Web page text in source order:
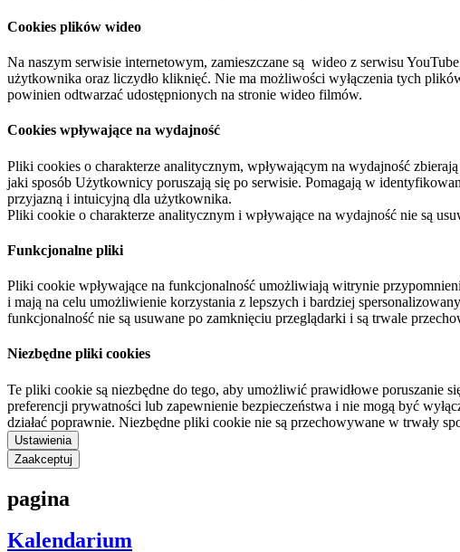
Cookies plików wideo
Na naszym serwisie internetowym, zamieszczane są wideo z serwisu
użytkownika oraz liczydło kliknięć. Nie ma możliwości wyłączenia tych
powinien odtwarzać udostępnionych na stronie wideo filmów.
Cookies wpływające na wydajność
Pliki cookies o charakterze analitycznym, wpływającym na wydajność
jaki sposób Użytkownicy poruszają się po serwisie. Pomagają w
przyjazną i intuicyjną dla użytkownika.
Pliki cookie o charakterze analitycznym i wpływające na wydajność nie są
Funkcjonalne pliki
Pliki cookie wpływające na funkcjonalność umożliwiają witrynie
i mają na celu umożliwienie korzystania z lepszych i bardziej
funkcjonalność nie są usuwane po zamknięciu przeglądarki i są trwale
Niezbędne pliki cookies
Te pliki cookie są niezbędne do tego, aby umożliwić prawidłowe poruszanie
preferencji prywatności lub zapewnienie bezpieczeństwa i nie mogą być
działać poprawnie. Niezbędne pliki cookie nie są przechowywane w trwały
Ustawienia
Zaakceptuj
pagina
Kalendarium